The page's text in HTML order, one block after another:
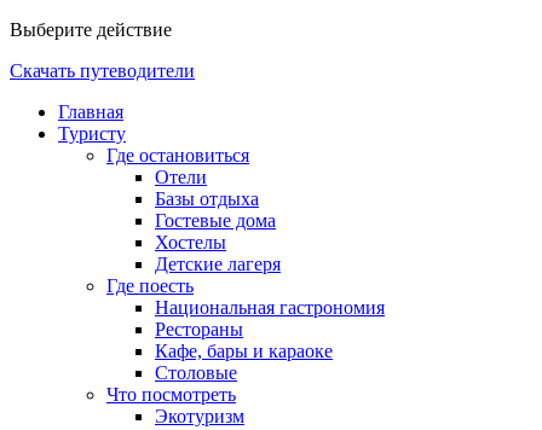
Выберите действие
Скачать путеводители
Главная
Туристу
Где остановиться
Отели
Базы отдыха
Гостевые дома
Хостелы
Детские лагеря
Где поесть
Национальная гастрономия
Рестораны
Кафе, бары и караоке
Столовые
Что посмотреть
Экотуризм